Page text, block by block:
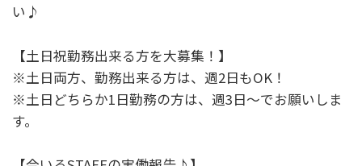
い♪
【土日祝勤務出来る方を大募集！】
※土日両方、勤務出来る方は、週2日もOK！
※土日どちらか1日勤務の方は、週3日～でお願いしま
す。